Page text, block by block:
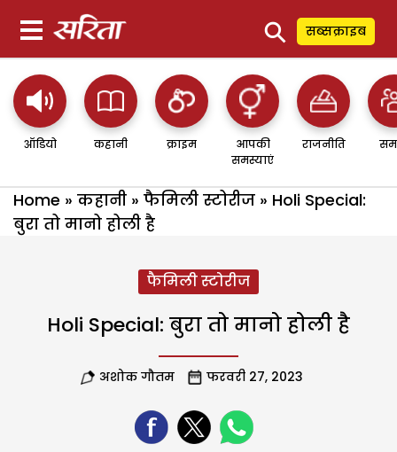
⚲ सब्सक्राइब
ऑडियो कहानी क्राइम
आपकी
समस्याएं
राजनीति
Home » कहानी » फैमिली स्टोरीज » Holi Special:
बुरा तो मानो होली है
फैमिली स्टोरीज
Holi Special: बुरा तो मानो होली है
अशोक गौतम फरवरी 27, 2023